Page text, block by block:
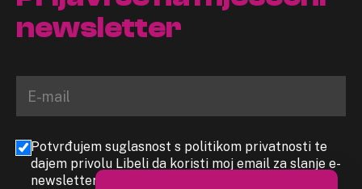
newsletter
Potvrđujem suglasnost s politikom privatnosti te
dajem privolu Libeli da koristi moj email za slanje e-
newslettera